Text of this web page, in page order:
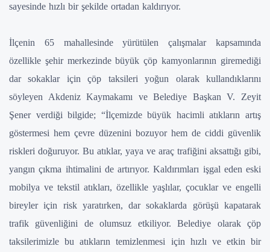
sayesinde hızlı bir şekilde ortadan kaldırıyor.
İlçenin 65 mahallesinde yürütülen çalışmalar kapsamında
özellikle şehir merkezinde büyük çöp kamyonlarının giremediği
dar sokaklar için çöp taksileri yoğun olarak kullandıklarını
söyleyen Akdeniz Kaymakamı ve Belediye Başkan V. Zeyit
Şener verdiği bilgide; “İlçemizde büyük hacimli atıkların artış
göstermesi hem çevre düzenini bozuyor hem de ciddi güvenlik
riskleri doğuruyor. Bu atıklar, yaya ve araç trafiğini aksattığı gibi,
yangın çıkma ihtimalini de artırıyor. Kaldırımları işgal eden eski
mobilya ve tekstil atıkları, özellikle yaşlılar, çocuklar ve engelli
bireyler için risk yaratırken, dar sokaklarda görüşü kapatarak
trafik güvenliğini de olumsuz etkiliyor. Belediye olarak çöp
taksilerimizle bu atıkların temizlenmesi için hızlı ve etkin bir